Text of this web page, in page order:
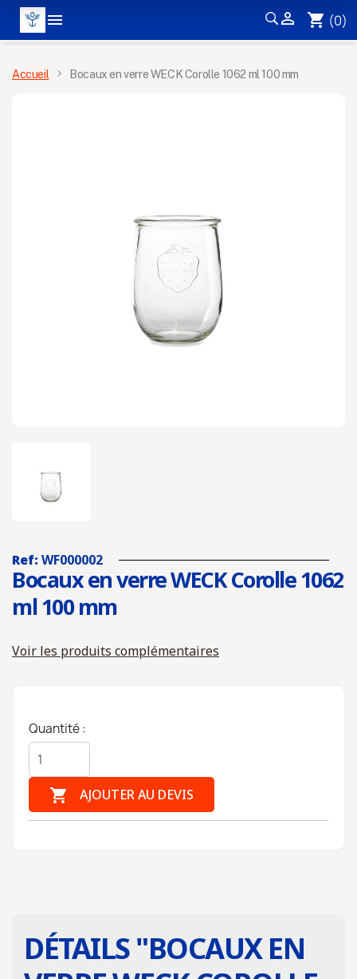
  shopping_cart (0)
MENU
Accueil Bocaux en verre WECK Corolle 1062 ml 100 mm
Ref: WF000002
Bocaux en verre WECK Corolle 1062
ml 100 mm
Voir les produits complémentaires
Quantité :
 AJOUTER AU DEVIS
DÉTAILS "BOCAUX EN